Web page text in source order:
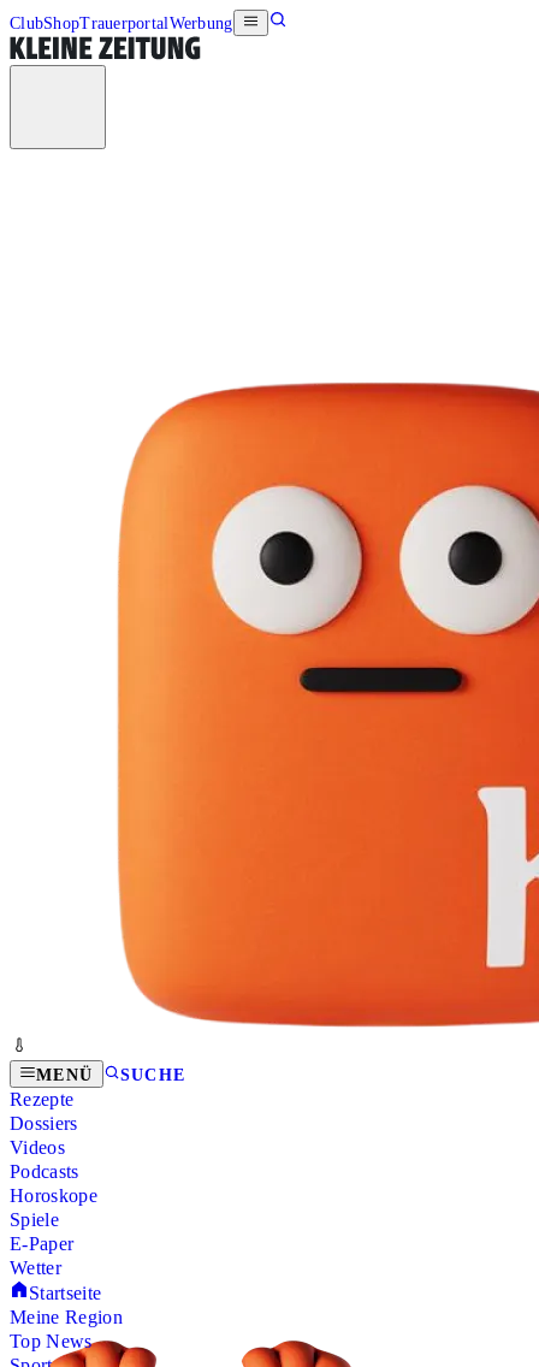
ClubShopTrauerportalWerbung
MENÜ SUCHE
Rezepte
Dossiers
Videos
Podcasts
Horoskope
Spiele
E-Paper
Wetter
Startseite
Meine Region
Top News